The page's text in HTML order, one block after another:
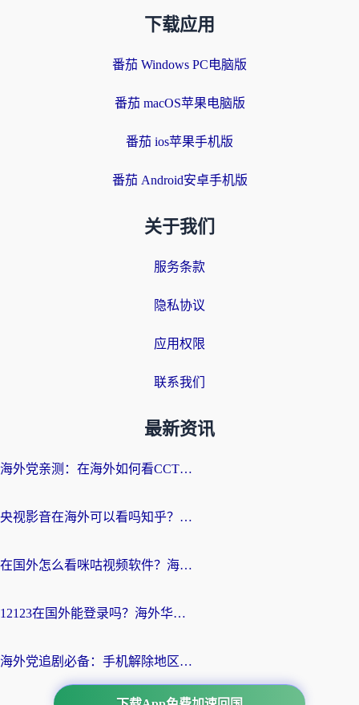
下载应用
番茄 Windows PC电脑版
番茄 macOS苹果电脑版
番茄 ios苹果手机版
番茄 Android安卓手机版
关于我们
服务条款
隐私协议
应用权限
联系我们
最新资讯
海外党亲测：在海外如何看CCTV？告别“仅限大陆播放”的实用指南
央视影音在海外可以看吗知乎？留学生亲测：3步解决地域限制+追剧自由
在国外怎么看咪咕视频软件？海外党亲测有效的回国加速方案
12123在国外能登录吗？海外华人必看的回国加速实用指南
海外党追剧必备：手机解除地区限制app怎么选？解决央视视频&国内剧地区限制全指南